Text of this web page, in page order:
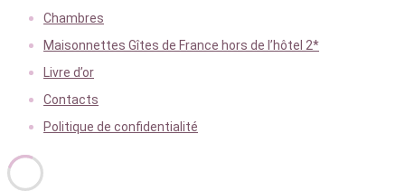
Chambres
Maisonnettes Gîtes de France hors de l’hôtel 2*
Livre d’or
Contacts
Politique de confidentialité